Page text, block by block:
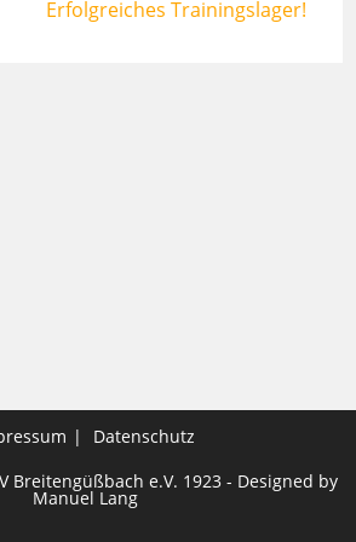
Erfolgreiches Trainingslager!
Datenschutz
Breitengüßbach e.V. 1923 - Designed by
Manuel Lang